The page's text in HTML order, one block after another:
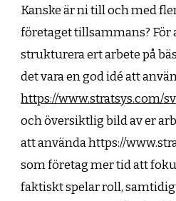
Kanske är ni till och med
företaget tillsammans? För
strukturera ert arbete på
det vara en god idé att
https://www.stratsys.com/
och översiktlig bild av er
att använda https://
som företag mer tid att
faktiskt spelar roll,